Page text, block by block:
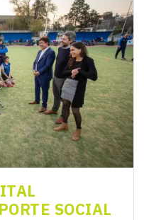
SOCIAL